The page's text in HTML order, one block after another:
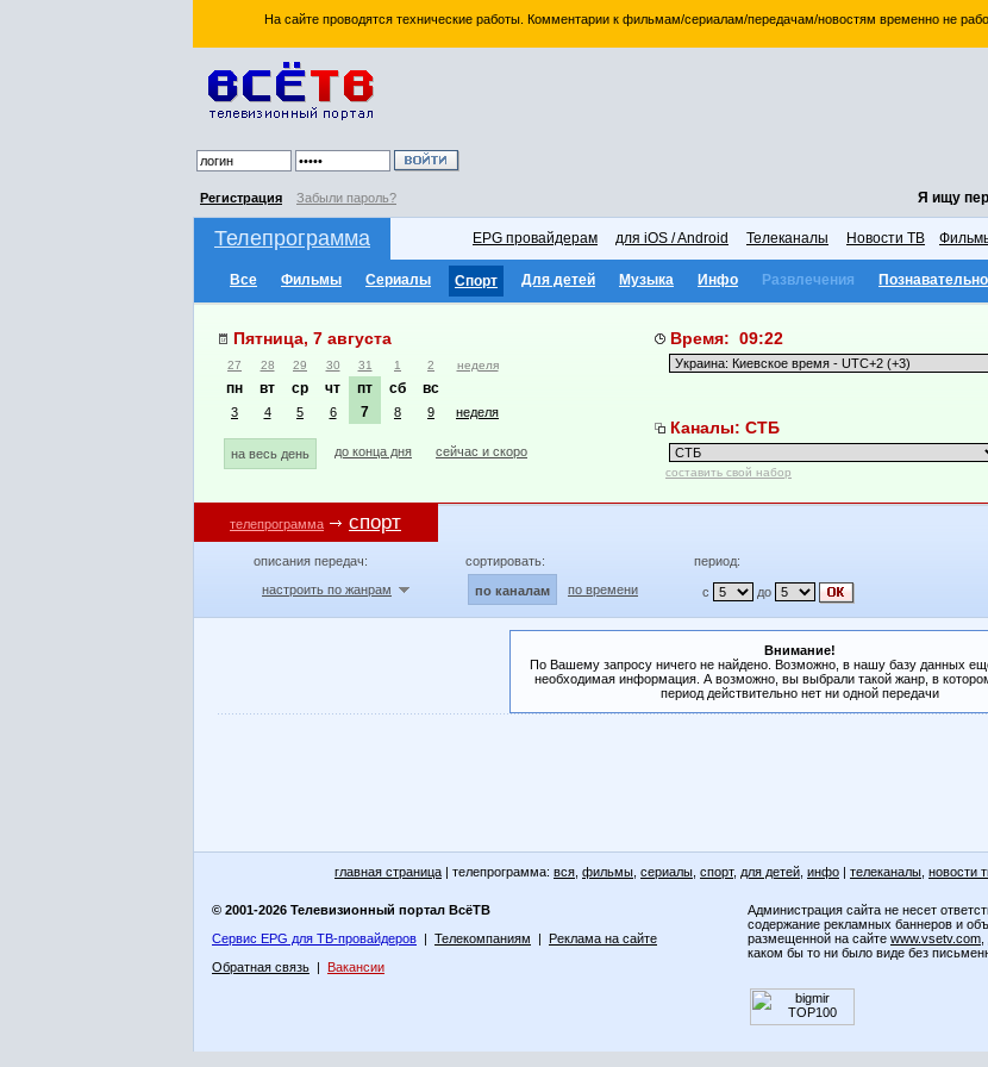
На сайте проводятся технические работы. Комментарии к фильмам/сериалам/передачам/новостям временно не
Регистрация Забыли пароль? Я ищу
Телепрограмма EPG провайдерам для iOS / Android Телеканалы Новости ТВ
Все Фильмы Сериалы Спорт Для детей Музыка Инфо Развлечения
Пятница, 7 августа
27 28 29 30 31 1 2 неделя
пн вт ср чт пт сб вс
3 4 5 6 7 8 9 неделя
на весь день до конца дня сейчас и скоро
Время: 09:22
Каналы: СТБ
составить свой набор
телепрограмма спорт
описания передач:
настроить по жанрам
сортировать:
по каналам по времени
период:
с до
Внимание!
По Вашему запросу ничего не найдено. Возможно, в нашу базу данных
необходимая информация. А возможно, вы выбрали такой жанр, в
период действительно нет ни одной передачи
главная страница | телепрограмма: вся фильмы сериалы спорт, для детей инфо | телеканалы новости
© 2001-2026 Телевизионный портал ВсёТВ
Сервис EPG для ТВ-провайдеров | Телекомпаниям | Реклама на сайте
Обратная связь | Вакансии
Администрация сайта не несет
содержание рекламных баннеров и
размещенной на сайте www.vsetv.com
каком бы то ни было виде без